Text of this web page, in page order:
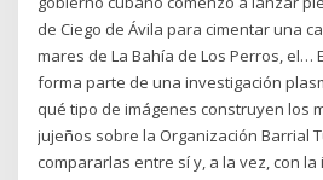
de Ciego de Ávila para cimentar una
mares de La Bahía de Los Perros, el…
forma parte de una investigación
qué tipo de imágenes construyen los
jujeños sobre la Organización Barrial
compararlas entre sí y, a la vez, con